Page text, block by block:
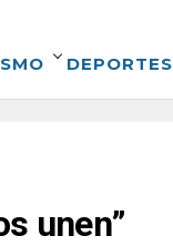
DEPORTES
unen”